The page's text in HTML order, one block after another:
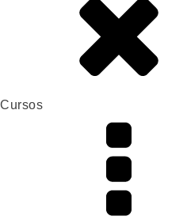
Cursos